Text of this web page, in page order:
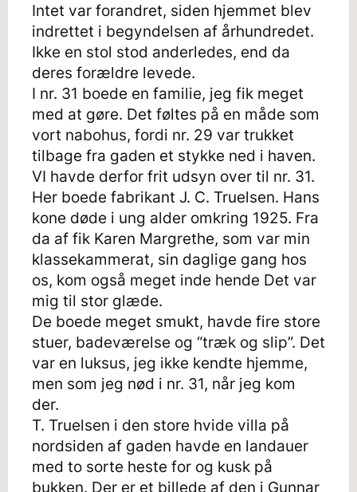
Intet var forandret, siden hjemmet blev
indrettet i begyndelsen af århundredet.
Ikke en stol stod anderledes, end da
deres forældre levede.
I nr. 31 boede en familie, jeg fik meget
med at gøre. Det føltes på en måde som
vort nabohus, fordi nr. 29 var trukket
tilbage fra gaden et stykke ned i haven.
VI havde derfor frit udsyn over til nr. 31.
Her boede fabrikant J. C. Truelsen. Hans
kone døde i ung alder omkring 1925. Fra
da af fik Karen Margrethe, som var min
klassekammerat, sin daglige gang hos
os, kom også meget inde hende Det var
mig til stor glæde.
De boede meget smukt, havde fire store
stuer, badeværelse og “træk og slip”. Det
var en luksus, jeg ikke kendte hjemme,
men som jeg nød i nr. 31, når jeg kom
der.
T. Truelsen i den store hvide villa på
nordsiden af gaden havde en landauer
med to sorte heste for og kusk på
bukken. Der er et billede af den i Gunnar